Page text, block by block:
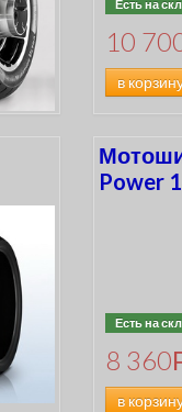
Есть на
10
в
Power
Есть на
8 360
в